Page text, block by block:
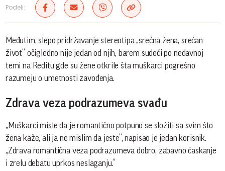
Podeli:
Međutim, slepo pridržavanje stereotipa „srećna žena, srećan
život“ očigledno nije jedan od njih, barem sudeći po nedavnoj
temi na Reditu gde su žene otkrile šta muškarci pogrešno
razumeju o umetnosti zavođenja.
Zdrava veza podrazumeva svađu
„Muškarci misle da je romantično potpuno se složiti sa svim što
žena kaže, ali ja ne mislim da jeste“, napisao je jedan korisnik.
„Zdrava romantična veza podrazumeva dobro, zabavno ćaskanje
i zrelu debatu uprkos neslaganju.“